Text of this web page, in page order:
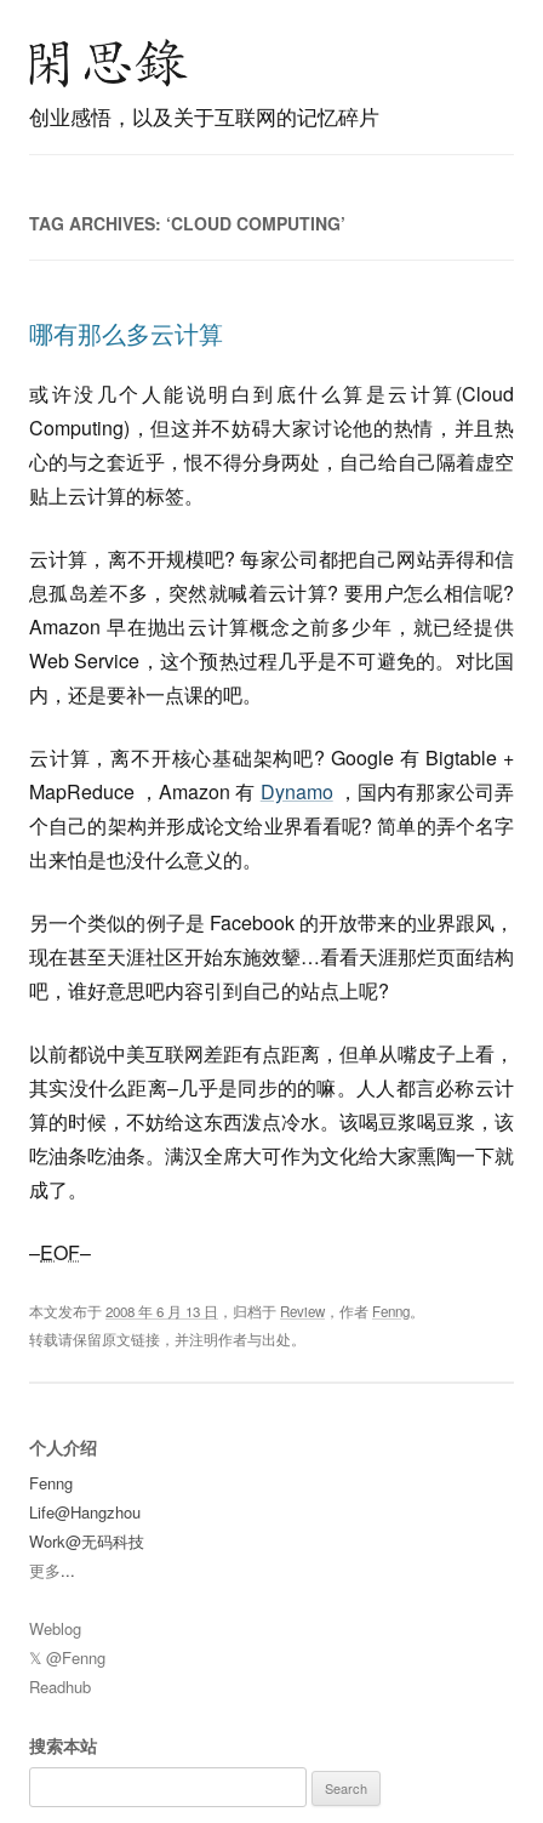
创业感悟，以及关于互联网的记忆碎片
TAG ARCHIVES: ‘CLOUD COMPUTING’
哪有那么多云计算
或许没几个人能说明白到底什么算是云计算(Cloud
Computing)，但这并不妨碍大家讨论他的热情，并且热
心的与之套近乎，恨不得分身两处，自己给自己隔着虚空
贴上云计算的标签。
云计算，离不开规模吧? 每家公司都把自己网站弄得和信
息孤岛差不多，突然就喊着云计算? 要用户怎么相信呢?
Amazon 早在抛出云计算概念之前多少年，就已经提供
Web Service，这个预热过程几乎是不可避免的。对比国
内，还是要补一点课的吧。
云计算，离不开核心基础架构吧? Google 有 Bigtable +
MapReduce ，Amazon 有 Dynamo，国内有那家公司弄
个自己的架构并形成论文给业界看看呢? 简单的弄个名字
出来怕是也没什么意义的。
另一个类似的例子是 Facebook 的开放带来的业界跟风，
现在甚至天涯社区开始东施效颦…看看天涯那烂页面结构
吧，谁好意思吧内容引到自己的站点上呢?
以前都说中美互联网差距有点距离，但单从嘴皮子上看，
其实没什么距离–几乎是同步的的嘛。人人都言必称云计
算的时候，不妨给这东西泼点冷水。该喝豆浆喝豆浆，该
吃油条吃油条。满汉全席大可作为文化给大家熏陶一下就
成了。
–EOF–
本文发布于2008 年 6 月 13 日 ，归档于 Review ，作者 Fenng。
转载请保留原文链接，并注明作者与出处。
个人介绍
Fenng
Life@Hangzhou
Work@无码科技
更多...
Weblog
𝕏 @Fenng
Readhub
搜索本站
for: